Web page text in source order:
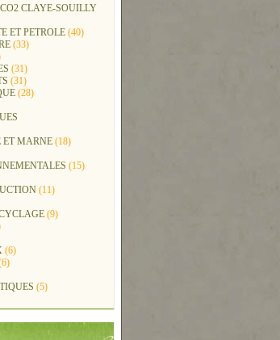
CLAYE-SOUILLY
ET PETROLE (40)
(33)
(31)
(31)
(28)
ET MARNE (18)
(15)
(11)
(9)
(6)
(5)